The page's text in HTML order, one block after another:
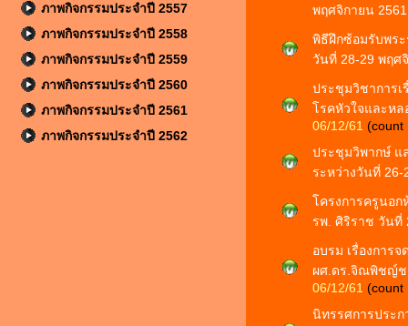
ภาพกิจกรรมประจำปี 2557
ภาพกิจกรรมประจำปี 2558
ภาพกิจกรรมประจำปี 2559
ภาพกิจกรรมประจำปี 2560
ภาพกิจกรรมประจำปี 2561
ภาพกิจกรรมประจำปี 2562
พฤศจิกายน
พิธีฝึกซ้อมรับพร
วันที่ 28-29 พฤศ
ประชุมวิชาการ
โรคหัวใจและหล
06/12/61 (count
ประชุมวิพากษ์ แ
ระหว่างวันที่
โครงการครูนอ
รพ. ศิริราช วันที่
อบรม เรื่องการ
ผศ.ดร.จิณพิชญ์ช
06/12/61 (count
นิทรรศการประ